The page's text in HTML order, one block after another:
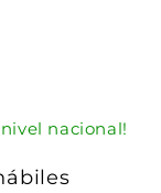
nivel nacional!